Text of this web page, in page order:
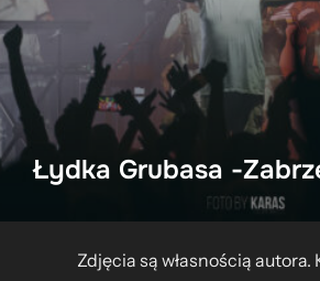
Łydka Grubasa -
Zdjęcia są własnością autora.